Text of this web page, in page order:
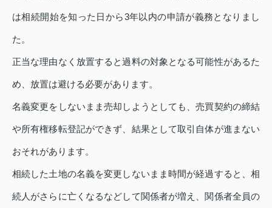
は相続開始を知った日から3年以内の申請が義務となりまし
た。
正当な理由なく放置すると過料の対象となる可能性があるた
め、放置は避ける必要があります。
名義変更をしないまま売却しようとしても、売買契約の締結
や所有権移転登記ができず、結果として取引自体が進まない
おそれがあります。
相続した土地の名義を変更しないまま時間が経過すると、相
続人がさらに亡くなるなどして関係者が増え、関係者全員の